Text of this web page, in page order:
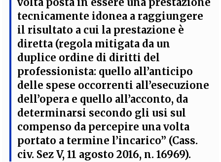
volta posta in essere una prestazione
tecnicamente idonea a raggiungere
il risultato a cui la prestazione è
diretta (regola mitigata da un
duplice ordine di diritti del
professionista: quello all’anticipo
delle spese occorrenti all’esecuzione
dell’opera e quello all’acconto, da
determinarsi secondo gli usi sul
compenso da percepire una volta
portato a termine l’incarico” (Cass.
civ. Sez V, 11 agosto 2016, n. 16969).